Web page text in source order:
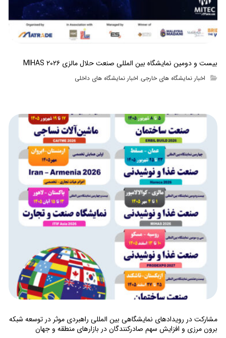
بیست و دومین نمایشگاه بین المللی صنعت حلال مالزی MIHAS ۲۰۲۶
اخبار نمایشگاه های خارجی, اخبار نمایشگاه های داخلی
مشارکت در رویدادهای نمایشگاهی بین المللی راهبردی موثر در توسعه شبکه
برون مرزی و افزایش سهم صادرکنندگان در بازارهای منطقه و جهان